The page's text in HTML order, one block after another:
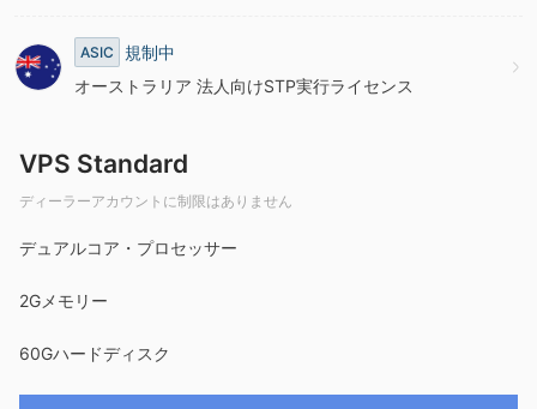
7
ASIC
規制中
オーストラリア 法人向けSTP実行ライセンス
VPS Standard
ディーラーアカウントに制限はありません
デュアルコア・プロセッサー
2Gメモリー
60Gハードディスク